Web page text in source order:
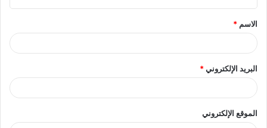
ق
*
الاسم *
البريد الإلكتروني*
الموقع الإلكتروني